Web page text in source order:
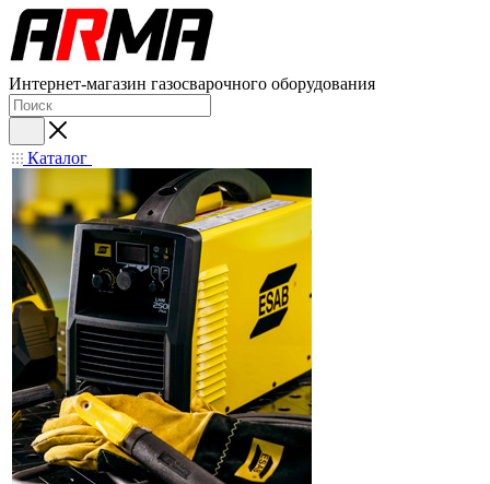
Интернет-магазин газосварочного оборудования
Каталог